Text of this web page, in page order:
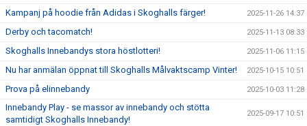
Kampanj på hoodie från Adidas i Skoghalls färger! 2025-11-26 14:37
Derby och tacomatch! 2025-11-13 08:33
Skoghalls Innebandys stora höstlotteri! 2025-11-06 11:15
Nu har anmälan öppnat till Skoghalls Målvaktscamp Vinter! 2025-10-15 10:51
Prova på elinnebandy 2025-10-03 11:28
Innebandy Play - se massor av innebandy och stötta
samtidigt Skoghalls Innebandy!
2025-09-17 10:51